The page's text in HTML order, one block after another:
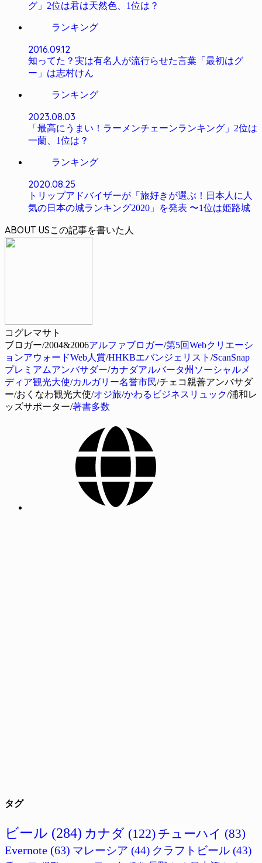
グ」2位は君は天然色、1位は？
ランキング
2016.09.12
知ってた？実は有名人が流行らせた言葉「最初はグ
ー」は志村けん
ランキング
2023.08.03
「最高にうまい！ラーメンチェーンランキング」2位は
一蘭、1位は？
ランキング
2020.08.25
トリップアドバイザーが「旅好きが選ぶ！日本人に人
気の日本の城ランキング2020」を発表 〜1位は姫路城
ABOUT US
コグレマサト
ブロガー/2004&2006アルファブロガー/第5回Webクリエーシ
ョンアウォードWeb人賞/HHKBエバンジェリスト /ScanSnap
プレミアムアンバサダー/カナダアルバータ州ソーシャルメ
ディア観光大使/カルガリー名誉市民/チェコ親善アンバサダ
ー/おくなわ観光大使/オジ旅/かわるビジネスリュック/浦和レ
ッズサポーター/著書多数
タグ
ビール (284) カナダ (122) チューハイ (83)
Evernote (63) マレーシア (44) クラフトビール (43)